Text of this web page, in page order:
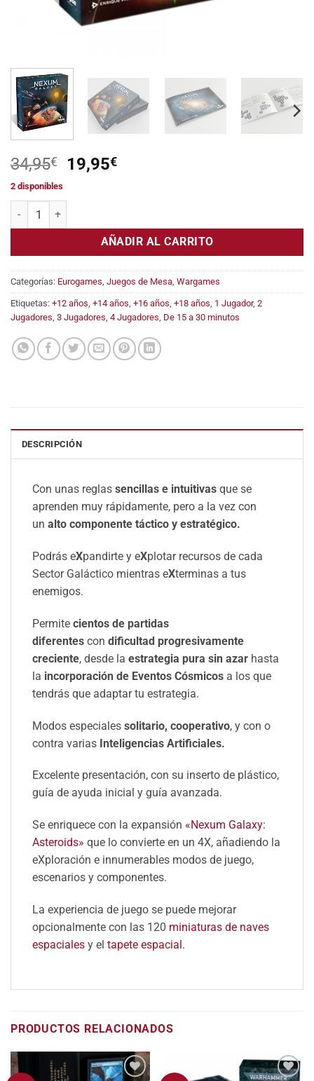
34,95€
El
original
34,95€.
19,95€El
19,95€.
2 disponibles
Nexum Galaxy cantidad
AÑADIR AL CARRITO
Categorías: Eurogames, Juegos de Mesa, Wargames
Etiquetas: +12 años, +14 años, +16 años, +18 años, 1 Jugador, 2
Jugadores, 3 Jugadores, 4 Jugadores, De 15 a 30 minutos
DESCRIPCIÓN
Con unas reglas sencillas e intuitivas que se
aprenden muy rápidamente, pero a la vez con
un alto componente táctico y estratégico.
Podrás eXpandirte y eXplotar recursos de cada
Sector Galáctico mientras eXterminas a tus
enemigos.
Permite cientos de partidas
diferentes con dificultad progresivamente
creciente, desde la estrategia pura sin azar hasta
la incorporación de Eventos Cósmicos a los que
tendrás que adaptar tu estrategia.
Modos especiales solitario, cooperativo, y con o
contra varias Inteligencias Artificiales.
Excelente presentación, con su inserto de plástico,
guía de ayuda inicial y guía avanzada.
Se enriquece con la expansión «Nexum Galaxy:
Asteroids» que lo convierte en un 4X, añadiendo la
eXploración e innumerables modos de juego,
escenarios y componentes.
La experiencia de juego se puede mejorar
opcionalmente con las 120 miniaturas de naves
espaciales y el tapete espacial.
PRODUCTOS RELACIONADOS